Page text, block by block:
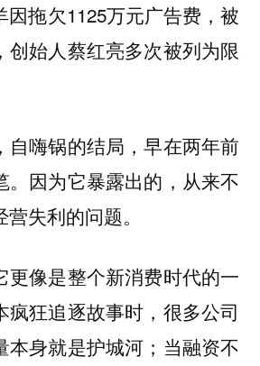
因拖欠1125万元广告费，被
创始人蔡红亮多次被列为限
自嗨锅的结局，早在两年前
。因为它暴露出的，从来不
失利的问题。
更像是整个新消费时代的一
疯狂追逐故事时，很多公司
本身就是护城河；当融资不